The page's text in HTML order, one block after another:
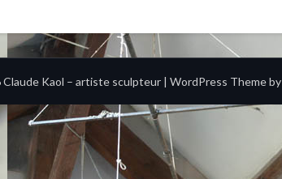
Kaol – artiste sculpteur | WordPress Theme by